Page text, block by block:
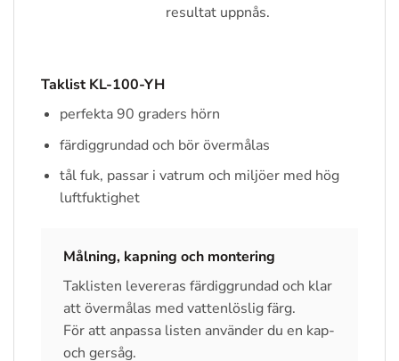
resultat uppnås.
Taklist KL-100-YH
perfekta 90 graders hörn
färdiggrundad och bör övermålas
tål fuk, passar i vatrum och miljöer med hög
luftfuktighet
Målning, kapning och montering
Taklisten levereras färdiggrundad och klar
att övermålas med vattenlöslig färg.
För att anpassa listen använder du en kap-
och gersåg.